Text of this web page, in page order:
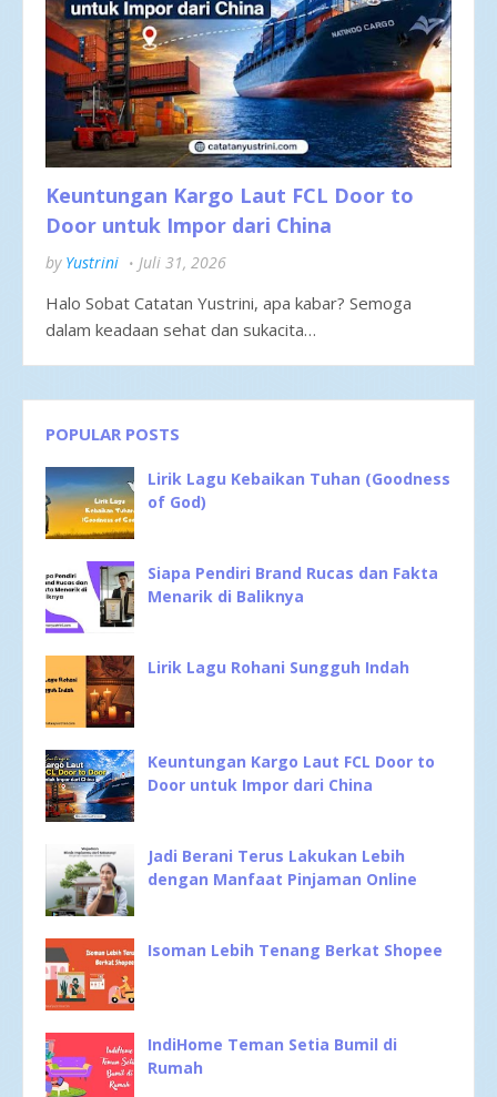
Keuntungan Kargo Laut FCL Door to
Door untuk Impor dari China
by Yustrini Juli 31, 2026
Halo Sobat Catatan Yustrini, apa kabar? Semoga
dalam keadaan sehat dan sukacita…
POPULAR POSTS
Lirik Lagu Kebaikan Tuhan (Goodness
of God)
Siapa Pendiri Brand Rucas dan Fakta
Menarik di Baliknya
Lirik Lagu Rohani Sungguh Indah
Keuntungan Kargo Laut FCL Door to
Door untuk Impor dari China
Jadi Berani Terus Lakukan Lebih
dengan Manfaat Pinjaman Online
Isoman Lebih Tenang Berkat Shopee
IndiHome Teman Setia Bumil di
Rumah